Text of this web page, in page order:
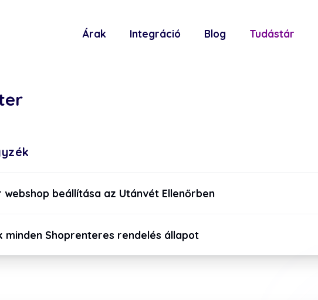
Árak Integráció Blog Tudástár
webshop beállítása az Utánvét Ellenőrben
minden Shoprenteres rendelés állapot